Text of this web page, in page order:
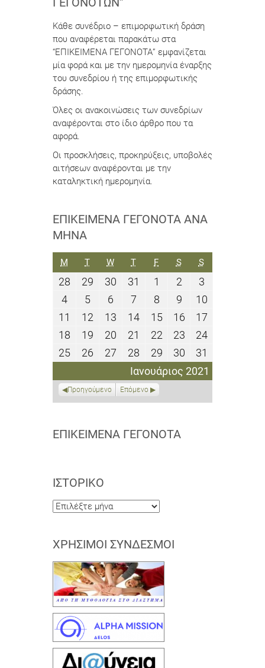
Κάθε συνέδριο – επιμορφωτική δράση
που αναφέρεται παρακάτω στα
“ΕΠΙΚΕΙΜΕΝΑ ΓΕΓΟΝΟΤΑ” εμφανίζεται
μία φορά και με την ημερομηνία έναρξης
του συνεδρίου ή της επιμορφωτικής
δράσης.
Όλες οι ανακοινώσεις των συνεδρίων
αναφέρονται στο ίδιο άρθρο που τα
αφορά.
Οι προσκλήσεις, προκηρύξεις, υποβολές
αιτήσεων αναφέρονται με την
καταληκτική ημερομηνία.
ΕΠΙΚΕΊΜΕΝΑ ΓΕΓΟΝΌΤΑ ΑΝΆ
ΜΉΝΑ
Ιανουάριος 2021
M ΔΕΥΤΈΡΑ
TΤΡΊΤΗ
WΤΕΤΆΡΤΗ
TΠΈΜΠΤΗ
FΠΑΡΑΣΚΕΥΉ
SΣΆΒΒΑΤΟ
SΚΥΡΙΑΚΉ
28
Δεκεμβρίου
2020
29
Δεκεμβρίου
2020
30
Δεκεμβρίου
2020
31
Δεκεμβρίου
2020
1
Ιανουαρίου
2021
22
Ιανουαρίου
2021
33
Ιανουαρίου
2021
44
Ιανουαρίου
2021
55
Ιανουαρίου
2021
6
Ιανουαρίου
2021
7
Ιανουαρίου
2021
88
Ιανουαρίου
2021
99
Ιανουαρίου
2021
1010
Ιανουαρίου
11
Ιανουαρίου
2021
12
Ιανουαρίου
2021
13
Ιανουαρίου
2021
1414
Ιανουαρίου
2021
1515
Ιανουαρίου
2021
1616
Ιανουαρίου
2021
1717
18
Ιανουαρίου
2021
19
Ιανουαρίου
2021
20
Ιανουαρίου
2021
21
Ιανουαρίου
2021
2222
Ιανουαρίου
2021
2323
Ιανουαρίου
2021
2424
2021
2525
Ιανουαρίου
26
Ιανουαρίου
27
Ιανουαρίου
2021
28
Ιανουαρίου
2021
2929
Ιανουαρίου
2021
3030
Ιανουαρίου
2021
31
Ιανουαρίου
2021
Προηγούμενο Επόμενο
ΕΠΙΚΕΊΜΕΝΑ ΓΕΓΟΝΌΤΑ
ΙΣΤΟΡΙΚΌ
Ιστορικό
ΧΡΉΣΙΜΟΙ ΣΎΝΔΕΣΜΟΙ